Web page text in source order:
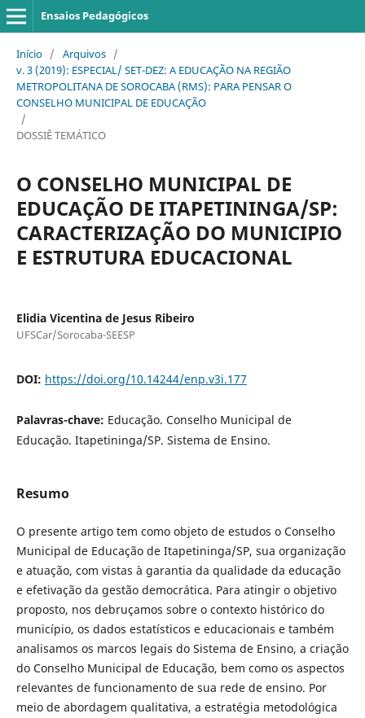
Ensaios Pedagógicos
Início / Arquivos /
v. 3 (2019): ESPECIAL/ SET-DEZ: A EDUCAÇÃO NA REGIÃO
METROPOLITANA DE SOROCABA (RMS): PARA PENSAR O
CONSELHO MUNICIPAL DE EDUCAÇÃO
/
DOSSIÊ TEMÁTICO
O CONSELHO MUNICIPAL DE
EDUCAÇÃO DE ITAPETININGA/SP:
CARACTERIZAÇÃO DO MUNICIPIO
E ESTRUTURA EDUCACIONAL
Elidia Vicentina de Jesus Ribeiro
UFSCar/Sorocaba-SEESP
DOI: https://doi.org/10.14244/enp.v3i.177
Palavras-chave: Educação. Conselho Municipal de
Educação. Itapetininga/SP. Sistema de Ensino.
Resumo
O presente artigo tem como objeto de estudos o Conselho
Municipal de Educação de Itapetininga/SP, sua organização
e atuação, com vistas à garantia da qualidade da educação
e efetivação da gestão democrática. Para atingir o objetivo
proposto, nos debruçamos sobre o contexto histórico do
município, os dados estatísticos e educacionais e também
analisamos os marcos legais do Sistema de Ensino, a criação
do Conselho Municipal de Educação, bem como os aspectos
relevantes de funcionamento de sua rede de ensino. Por
meio de abordagem qualitativa, a estratégia metodológica